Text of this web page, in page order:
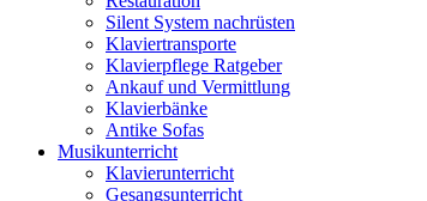
Silent System nachrüsten
Klaviertransporte
Klavierpflege Ratgeber
Ankauf und Vermittlung
Klavierbänke
Antike Sofas
Musikunterricht
Klavierunterricht
Gesangsunterricht